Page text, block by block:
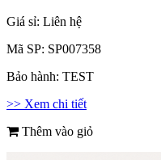
Giá sỉ: Liên hệ
Mã SP: SP007358
Bảo hành: TEST
>> Xem chi tiết
Thêm vào giỏ